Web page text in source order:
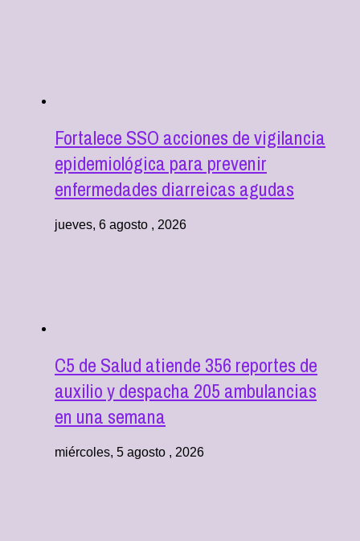
Fortalece SSO acciones de vigilancia
epidemiológica para prevenir
enfermedades diarreicas agudas
jueves, 6 agosto , 2026
C5 de Salud atiende 356 reportes de
auxilio y despacha 205 ambulancias
en una semana
miércoles, 5 agosto , 2026